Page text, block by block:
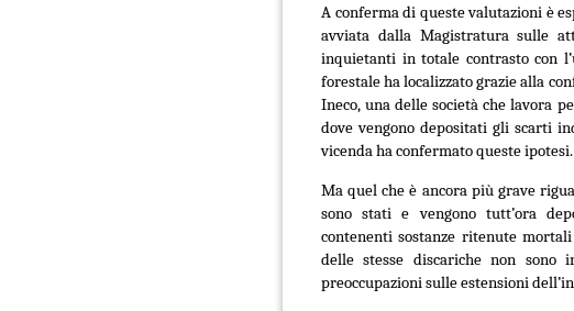
A conferma di queste valutazioni è
avviata dalla Magistratura sulle
inquietanti in totale contrasto con
forestale ha localizzato grazie alla
Ineco, una delle società che lavora
dove vengono depositati gli scarti
vicenda ha confermato queste ipotesi.
Ma quel che è ancora più grave
sono stati e vengono tutt’ora
contenenti sostanze ritenute
delle stesse discariche non
preoccupazioni sulle estensioni